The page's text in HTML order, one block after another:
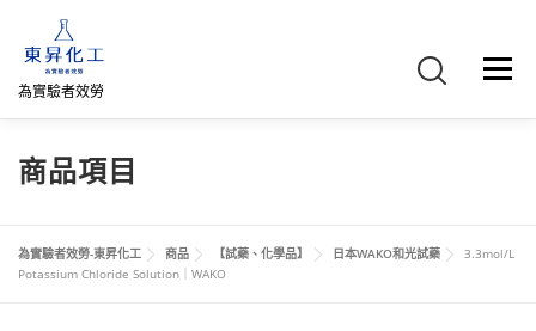
為實驗者效勞
選單
首頁 關於我們
網路商店 直購專區 詢價車、購物車/會員
商品項目
為實驗者效勞-東昇化工 商品 【試藥、化學品】 日本WAKO和光試藥
3.3mol/L
Potassium Chloride Solution｜WAKO